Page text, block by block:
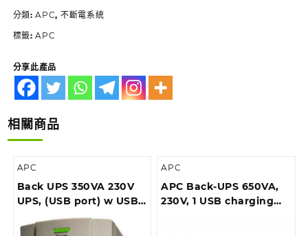
分類:APC, 不斷電系統
標籤:APC
分享此產品
相關商品
APC
Back UPS 350VA 230V
UPS, (USB port) w USB
APC
APC Back-UPS 650VA,
230V, 1 USB charging